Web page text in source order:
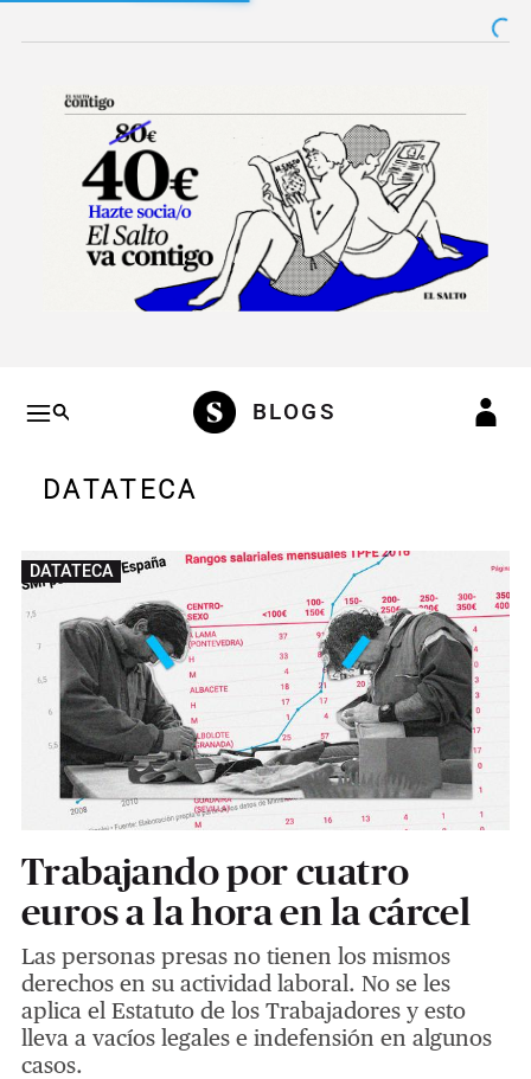
Salto a navegación
BLOGS
DATATECA
DATATECA
Trabajando por cuatro
euros a la hora en la cárcel
Las personas presas no tienen los mismos
derechos en su actividad laboral. No se les
aplica el Estatuto de los Trabajadores y esto
lleva a vacíos legales e indefensión en algunos
casos.